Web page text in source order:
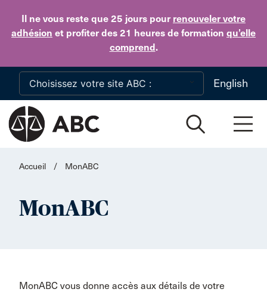
Il ne vous reste que 25 jours pour renouveler votre
adhésion et profiter des 21 heures de formation qu’elle
comprend.
Skip to main content
English
Accueil / MonABC
MonABC
MonABC vous donne accès aux détails de votre